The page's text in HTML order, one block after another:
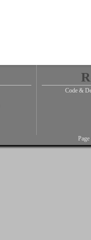
Code &